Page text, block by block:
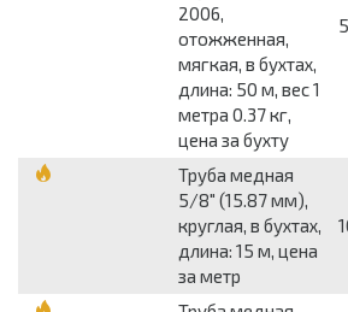
2006,
отожженная,
мягкая, в бухтах,
длина: 50 м, вес 1
метра 0.37 кг,
цена за бухту
Труба медная
5/8" (15.87 мм),
круглая, в бухтах,
длина: 15 м, цена
за метр